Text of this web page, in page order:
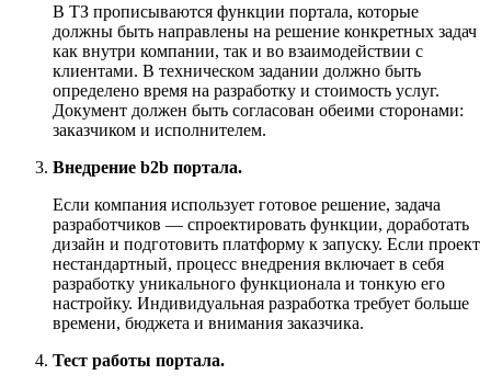
В ТЗ прописываются функции портала, которые
должны быть направлены на решение конкретных задач
как внутри компании, так и во взаимодействии с
клиентами. В техническом задании должно быть
определено время на разработку и стоимость услуг.
Документ должен быть согласован обеими сторонами:
заказчиком и исполнителем.
Внедрение b2b портала.
Если компания использует готовое решение, задача
разработчиков — спроектировать функции, доработать
дизайн и подготовить платформу к запуску. Если проект
нестандартный, процесс внедрения включает в себя
разработку уникального функционала и тонкую его
настройку. Индивидуальная разработка требует больше
времени, бюджета и внимания заказчика.
Тест работы портала.